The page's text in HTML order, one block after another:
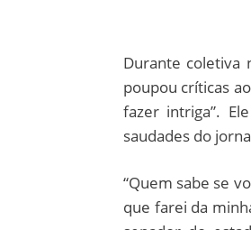
Durante coletiva
poupou críticas
fazer intriga”.
saudades do
“Quem sabe se
que farei da